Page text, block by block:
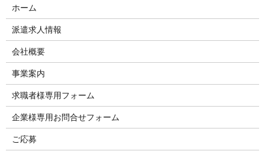
ホーム
派遣求人情報
会社概要
事業案内
求職者様専用フォーム
企業様専用お問合せフォーム
ご応募